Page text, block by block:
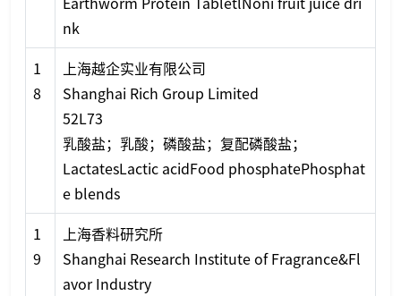
nk
1
8
上海越企实业有限公司
Shanghai Rich Group Limited
52L73
乳酸盐；乳酸；磷酸盐；复配磷酸盐；
LactatesLactic acidFood phosphatePhosphat
e blends
1
9
上海香料研究所
Shanghai Research Institute of Fragrance&Fl
avor Industry